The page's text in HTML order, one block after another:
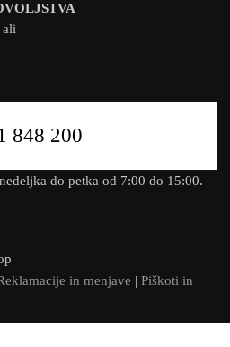
ali
848 200
do petka od 7:00 do 15:00.
in menjave | Piškoti in